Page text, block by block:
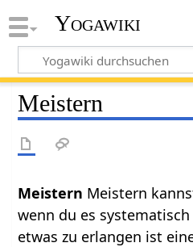
Yogawiki
Meistern
Meistern Meistern
wenn du es
etwas zu erlangen ist